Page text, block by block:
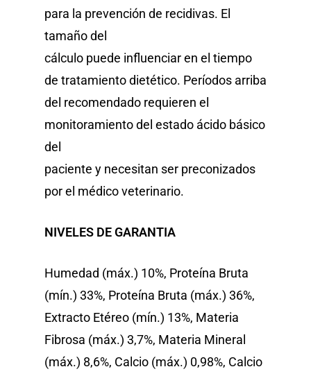
para la prevención de recidivas. El
tamaño del
cálculo puede influenciar en el tiempo
de tratamiento dietético. Períodos arriba
del recomendado requieren el
monitoramiento del estado ácido básico
del
paciente y necesitan ser preconizados
por el médico veterinario.
NIVELES DE GARANTIA
Humedad (máx.) 10%, Proteína Bruta
(mín.) 33%, Proteína Bruta (máx.) 36%,
Extracto Etéreo (mín.) 13%, Materia
Fibrosa (máx.) 3,7%, Materia Mineral
(máx.) 8,6%, Calcio (máx.) 0,98%, Calcio